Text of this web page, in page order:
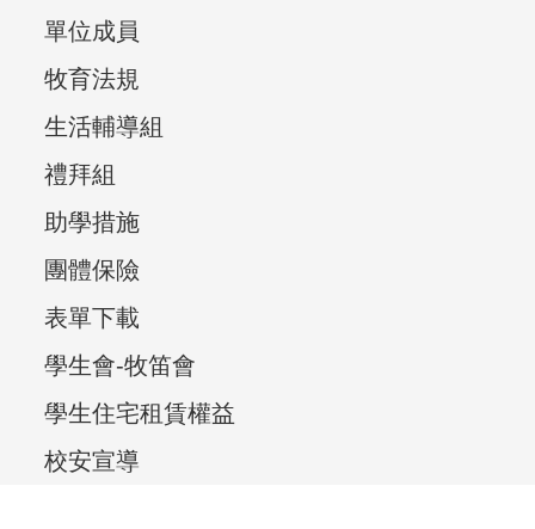
r
e
e
v
i
e
w
,
單位成員
牧育法規
生活輔導組
禮拜組
助學措施
團體保險
表單下載
學生會-牧笛會
學生住宅租賃權益
校安宣導